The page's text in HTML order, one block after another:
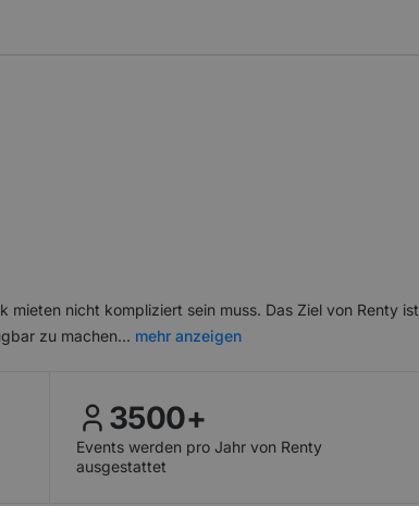
nicht kompliziert sein muss. Das Ziel von Renty ist
zu machen... mehr anzeigen
3500+
Events werden pro Jahr von Renty
ausgestattet